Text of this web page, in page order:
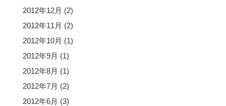
2012年12月 (2)
2012年11月 (2)
2012年10月 (1)
2012年9月 (1)
2012年8月 (1)
2012年7月 (2)
2012年6月 (3)